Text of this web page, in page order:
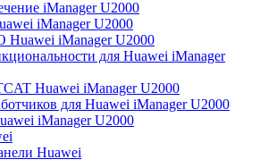
iManager U2000
iManager U2000
iManager U2000
для Huawei iManager
Huawei iManager U2000
для Huawei iManager U2000
iManager U2000
Huawei